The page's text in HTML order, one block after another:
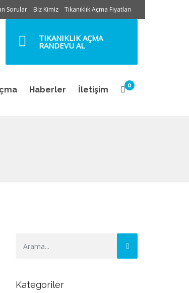
Tıkanıklık Açma Fiyatları
Biz Kimiz
Sorular
TIKANIKLIK AÇMA
RANDEVU AL
Haberler İletişim 0
Kategoriler